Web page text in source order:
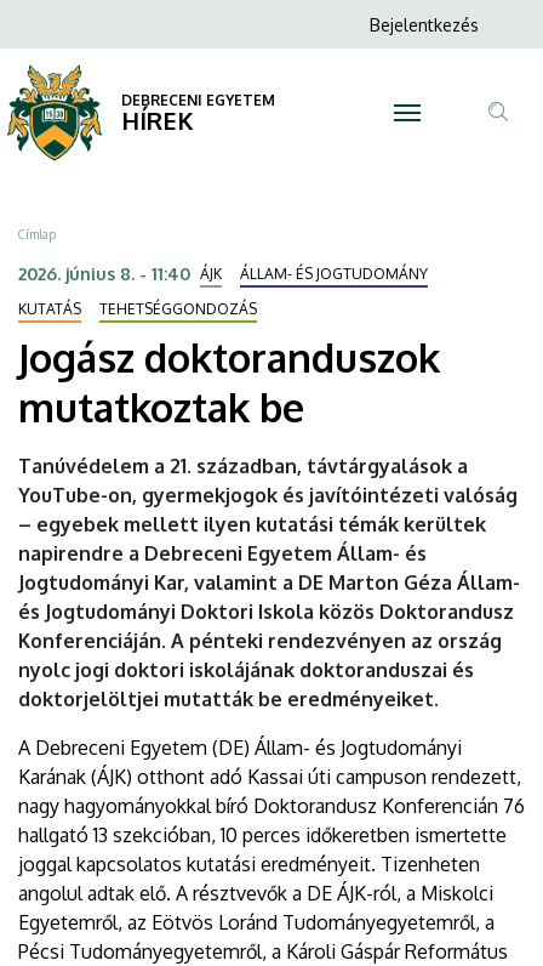
doktoranduszok
mutatkoztak
DEBRECENI
EGYETEM
a
tartalomra
Anonim
menüje
Bejelentkezés
DEBRECENI EGYETEM
HÍREK
Morzsa
Címlap
2026. június 8. - 11:40 ÁJK
ÁLLAM- ÉS JOGTUDOMÁNY
KUTATÁS
TEHETSÉGGONDOZÁS
Jogász doktoranduszok
mutatkoztak be
Tanúvédelem a 21. században, távtárgyalások a
YouTube-on, gyermekjogok és javítóintézeti valóság
– egyebek mellett ilyen kutatási témák kerültek
napirendre a Debreceni Egyetem Állam- és
Jogtudományi Kar, valamint a DE Marton Géza Állam-
és Jogtudományi Doktori Iskola közös Doktorandusz
Konferenciáján. A pénteki rendezvényen az ország
nyolc jogi doktori iskolájának doktoranduszai és
doktorjelöltjei mutatták be eredményeiket.
A Debreceni Egyetem (DE) Állam- és Jogtudományi
Karának (ÁJK) otthont adó Kassai úti campuson rendezett,
nagy hagyományokkal bíró Doktorandusz Konferencián 76
hallgató 13 szekcióban, 10 perces időkeretben ismertette
joggal kapcsolatos kutatási eredményeit. Tizenheten
angolul adtak elő. A résztvevők a DE ÁJK-ról, a Miskolci
Egyetemről, az Eötvös Loránd Tudományegyetemről, a
Pécsi Tudományegyetemről, a Károli Gáspár Református